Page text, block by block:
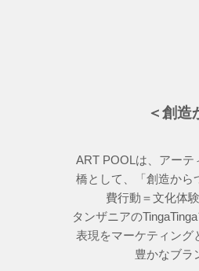
＜創造
ART POOLは、アーテ
橋として、「創造から
費行動＝文化体
タンザニアの
表現をマーケティング
豊かなブラ